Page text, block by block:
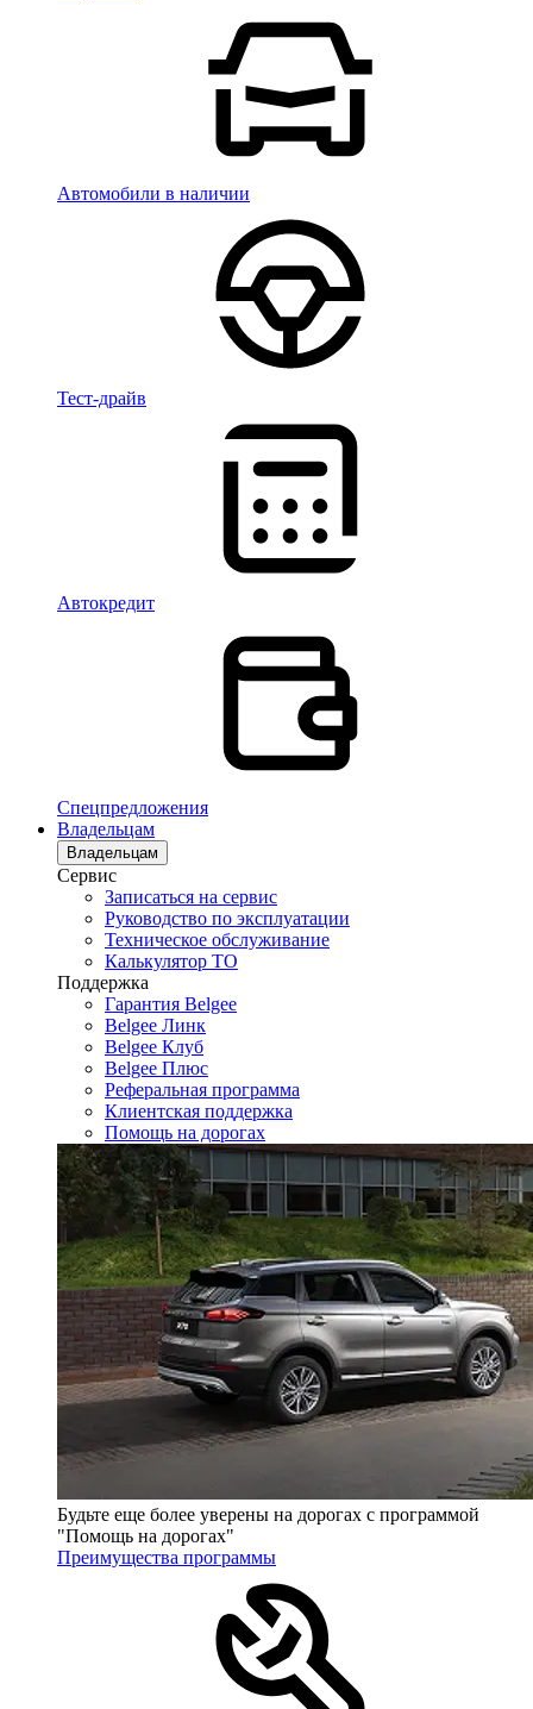
Автомобили в наличии
Тест-драйв
Автокредит
Спецпредложения
Владельцам
Владельцам
Сервис
Записаться на сервис
Руководство по эксплуатации
Техническое обслуживание
Калькулятор ТО
Поддержка
Гарантия Belgee
Belgee Линк
Belgee Клуб
Belgee Плюс
Реферальная программа
Клиентская поддержка
Помощь на дорогах
Будьте еще более уверены на дорогах с программой
"Помощь на дорогах"
Преимущества программы